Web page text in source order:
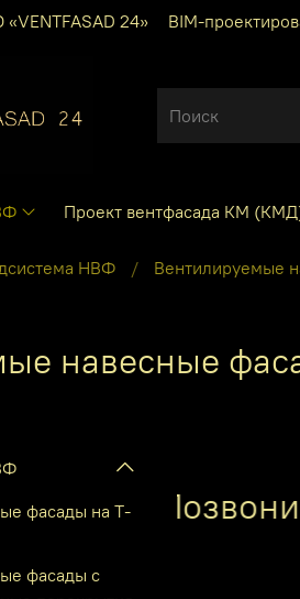
24» BIM-
Проект вентфасада КМ
НВФ Вентилируемые
навесные
фасады на Т-
фасады с